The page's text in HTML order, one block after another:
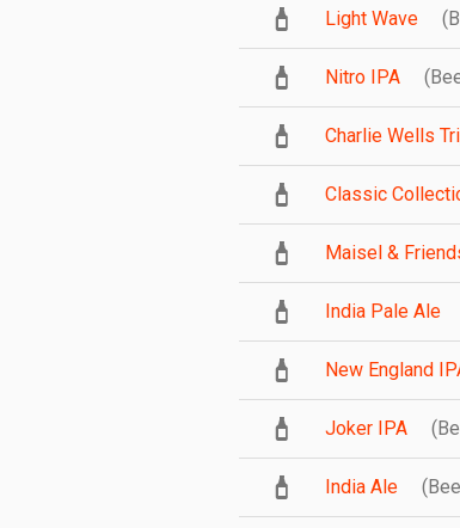
Light Wave
Nitro IPA
Charlie Wells
Classic
Maisel &
India Pale Ale
New England
Joker IPA
India Ale